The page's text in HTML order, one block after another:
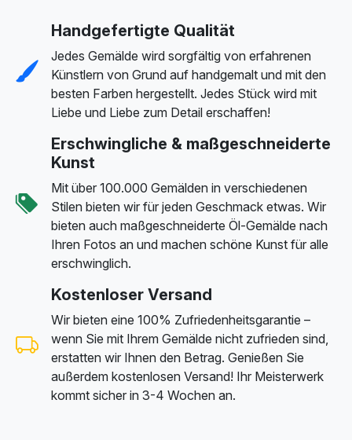
Handgefertigte Qualität
Jedes Gemälde wird sorgfältig von erfahrenen
Künstlern von Grund auf handgemalt und mit den
besten Farben hergestellt. Jedes Stück wird mit
Liebe und Liebe zum Detail erschaffen!
Erschwingliche & maßgeschneiderte
Kunst
Mit über 100.000 Gemälden in verschiedenen
Stilen bieten wir für jeden Geschmack etwas. Wir
bieten auch maßgeschneiderte Öl-Gemälde nach
Ihren Fotos an und machen schöne Kunst für alle
erschwinglich.
Kostenloser Versand
Wir bieten eine 100% Zufriedenheitsgarantie –
wenn Sie mit Ihrem Gemälde nicht zufrieden sind,
erstatten wir Ihnen den Betrag. Genießen Sie
außerdem kostenlosen Versand! Ihr Meisterwerk
kommt sicher in 3-4 Wochen an.